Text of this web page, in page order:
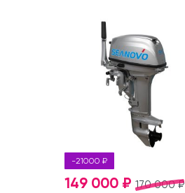
-21000 ₽
170 000 ₽
149 000 ₽